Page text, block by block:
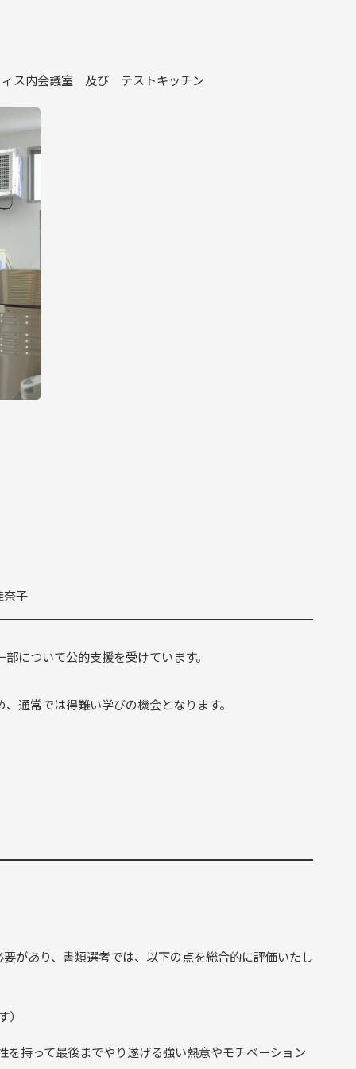
ィス内会議室 及び テストキッチン
奈子
について公的支援を受けています。
通常では得難い学びの機会となります。
があり、書類選考では、以下の点を総合的に評価いたし
を持って最後までやり遂げる強い熱意やモチベーション